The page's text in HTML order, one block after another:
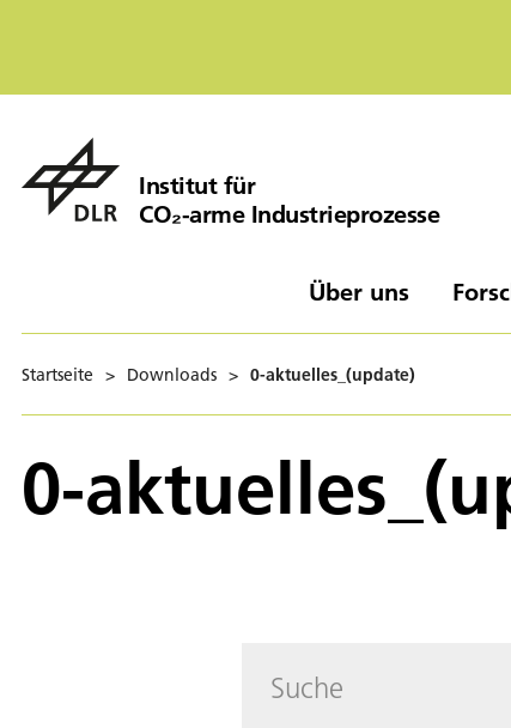
Institut für
CO₂-arme Industrieprozesse
Über uns
Startseite > Downloads > 0-aktuelles_(update)
0-